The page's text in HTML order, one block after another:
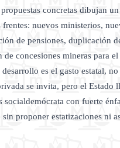
concretas dibujan
frentes: nuevos ministerios,
de pensiones, duplicación
concesiones mineras para el
es el gasto estatal, no
se invita, pero el Estado
socialdemócrata con fuerte
proponer estatizaciones ni